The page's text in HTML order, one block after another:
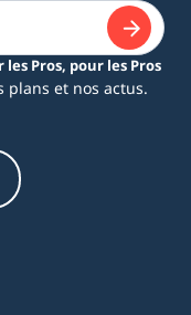
Pros, pour les Pros
plans et nos actus.